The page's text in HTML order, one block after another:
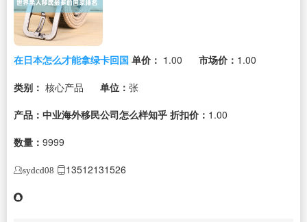
在日本怎么才能拿绿卡回国 单价： 1.00 市场价： 1.00
类别： 核心产品 单位： 张
产品：中业海外移民公司怎么样知乎 折扣价： 1.00
数量： 9999
sydcd08 13512131526